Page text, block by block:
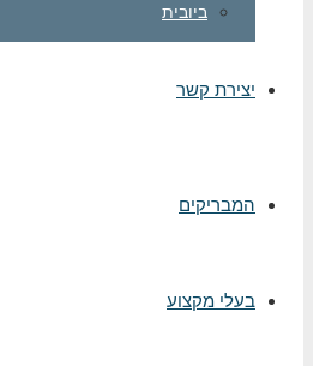
ביובית
יצירת קשר
המבריקים
בעלי מקצוע